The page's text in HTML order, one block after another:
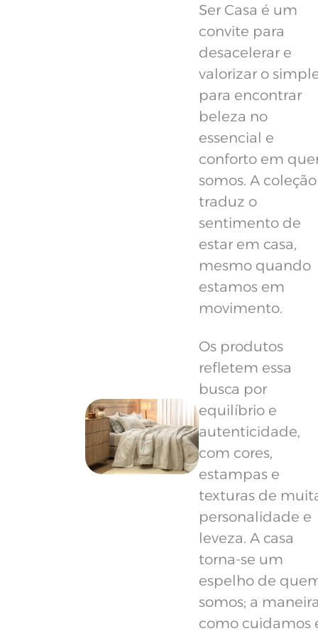
Ser Casa é um
convite para
desacelerar e
valorizar o
para encontrar
beleza no
essencial e
conforto em
somos. A coleção
traduz o
sentimento de
estar em casa,
mesmo quando
estamos em
movimento.
Os produtos
refletem essa
busca por
equilíbrio e
autenticidade,
com cores,
estampas e
texturas de
personalidade e
leveza. A casa
torna-se um
espelho de
somos; a maneira
como cuidamos